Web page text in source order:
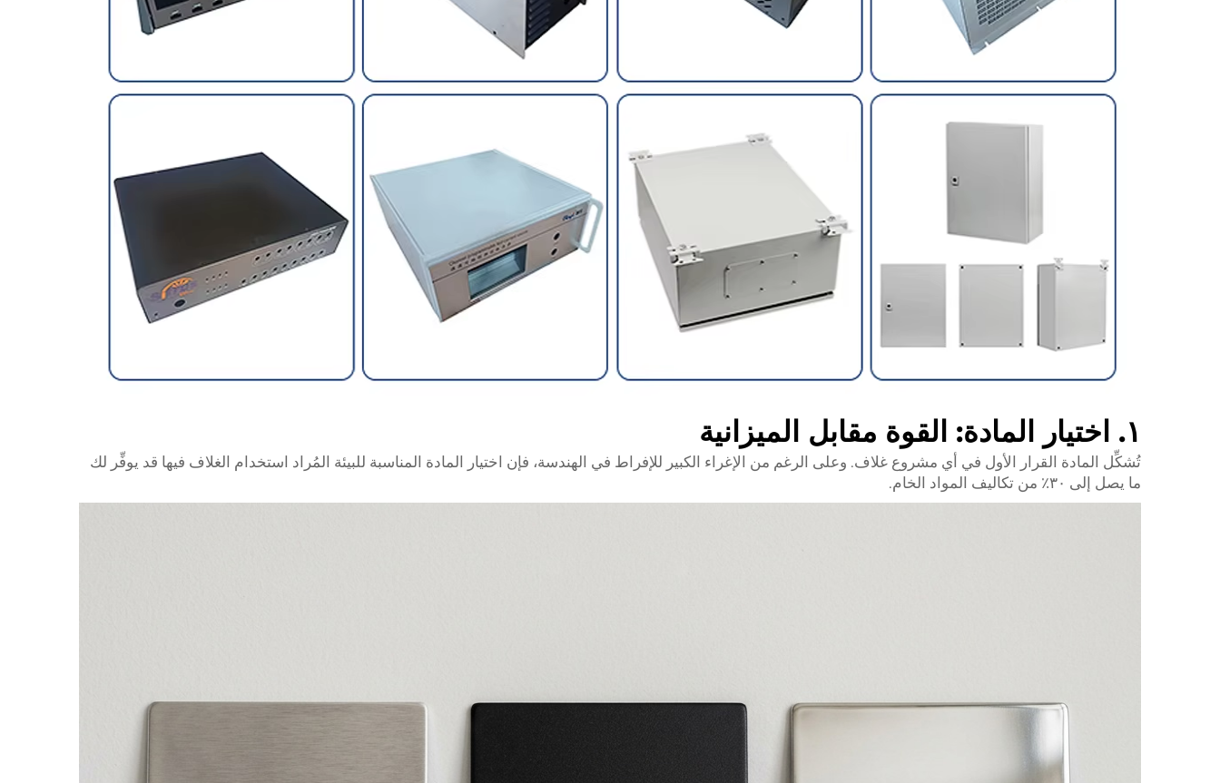
١. اختيار المادة: القوة مقابل الميزانية
تُشكِّل المادة القرار الأول في أي مشروع غلاف. وعلى الرغم من الإغراء الكبير للإفراط في الهندسة، فإن اختيار المادة المناسبة للبيئة المُراد استخدام الغلاف فيها قد يوفِّر لك
ما يصل إلى ٣٠٪ من تكاليف المواد الخام.